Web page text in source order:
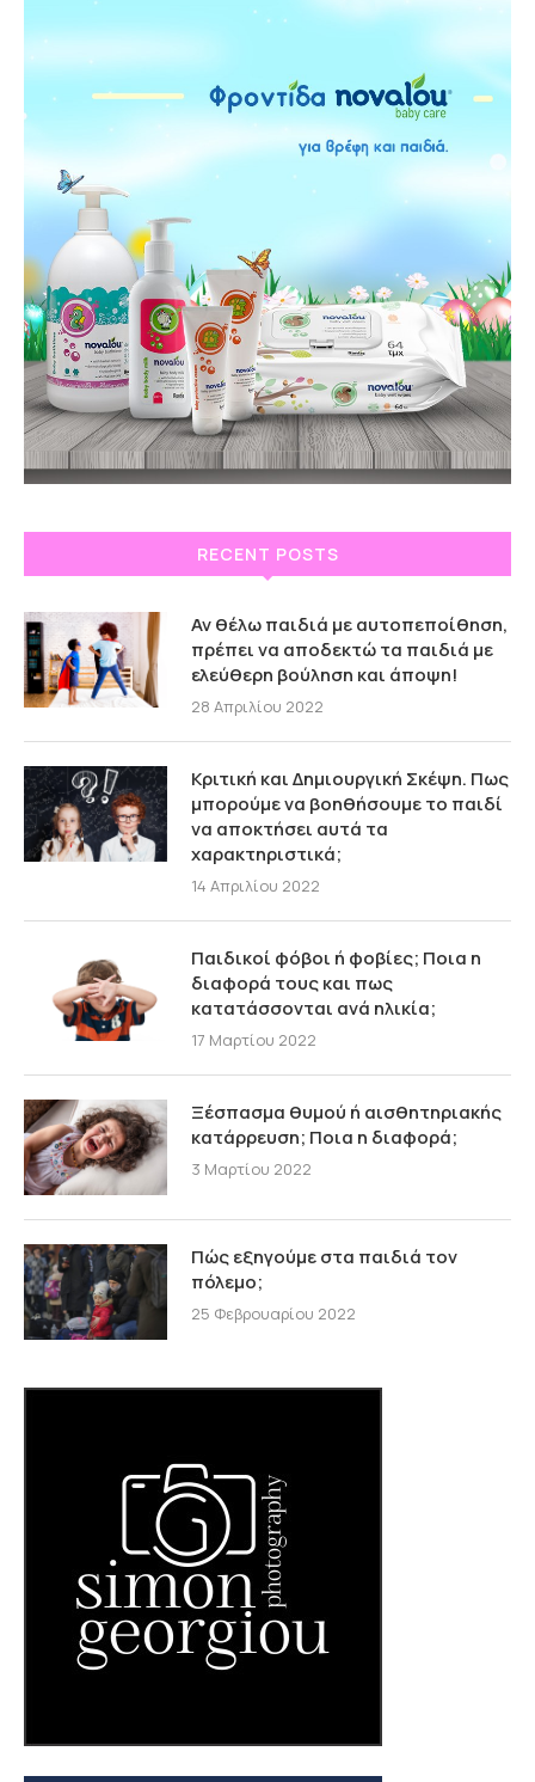
RECENT POSTS
Αν θέλω παιδιά με αυτοπεποίθηση,
πρέπει να αποδεκτώ τα παιδιά με
ελεύθερη βούληση και άποψη!
28 Απριλίου 2022
Κριτική και Δημιουργική Σκέψη. Πως
μπορούμε να βοηθήσουμε το παιδί
να αποκτήσει αυτά τα
χαρακτηριστικά;
14 Απριλίου 2022
Παιδικοί φόβοι ή φοβίες; Ποια η
διαφορά τους και πως
κατατάσσονται ανά ηλικία;
17 Μαρτίου 2022
Ξέσπασμα θυμού ή αισθητηριακής
κατάρρευση; Ποια η διαφορά;
3 Μαρτίου 2022
Πώς εξηγούμε στα παιδιά τον
πόλεμο;
25 Φεβρουαρίου 2022